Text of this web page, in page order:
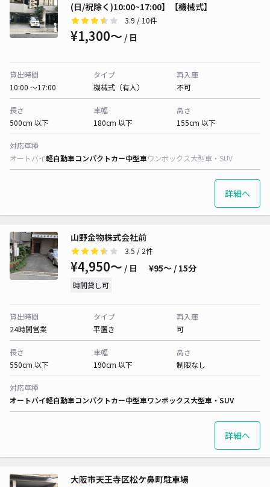
(日/祝除く)10:00~17:00】【機械式】
3.9 / 10件
¥1,300〜 / 日
貸出時間
10:00 〜17:00
タイプ
機械式（有人）
再入庫
不可
長さ
500cm 以下
車幅
180cm 以下
高さ
155cm 以下
対応車種
オートバイ軽自動車コンパクトカー中型車ワンボックス大型車・SUV
詳細へ
山野金物株式会社前
3.5 / 2件
¥4,950〜 / 日 ¥95〜 / 15分
時間貸し可
貸出時間
24時間営業
タイプ
平置き
再入庫
可
長さ
550cm 以下
車幅
190cm 以下
高さ
制限なし
対応車種
オートバイ軽自動車コンパクトカー中型車ワンボックス大型車・SUV
詳細へ
大阪市天王寺区松ケ鼻町駐車場